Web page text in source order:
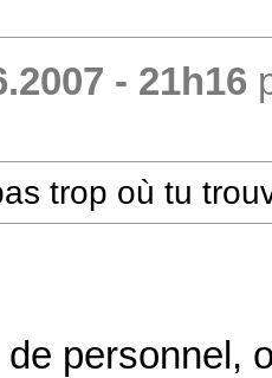
- 21h16
trop où tu
personnel,